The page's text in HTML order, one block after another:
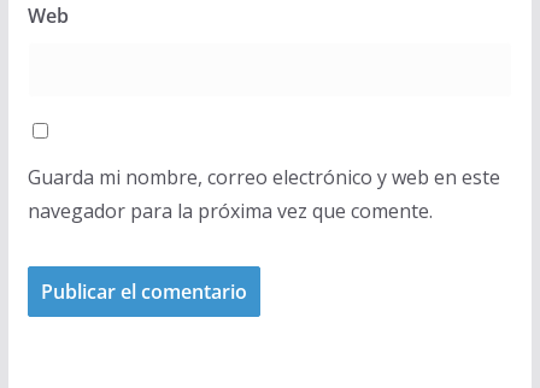
Web
Guarda mi nombre, correo electrónico y web en este
navegador para la próxima vez que comente.